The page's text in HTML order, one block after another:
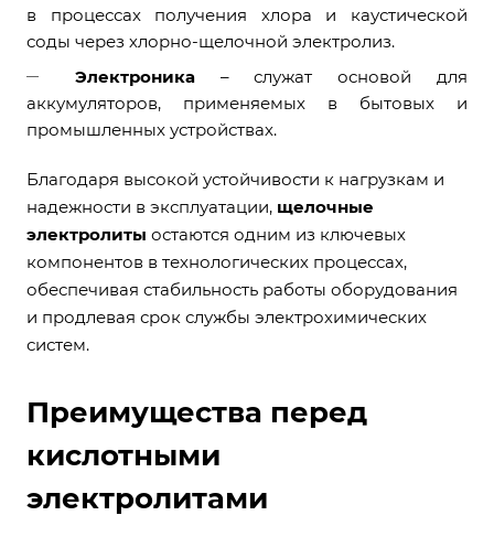
в процессах получения хлора и каустической
соды через хлорно-щелочной электролиз.
Электроника– служат основой для
аккумуляторов, применяемых в бытовых и
промышленных устройствах.
Благодаря высокой устойчивости к нагрузкам и
надежности в эксплуатации, щелочные
электролиты остаются одним из ключевых
компонентов в технологических процессах,
обеспечивая стабильность работы оборудования
и продлевая срок службы электрохимических
систем.
Преимущества перед
кислотными
электролитами